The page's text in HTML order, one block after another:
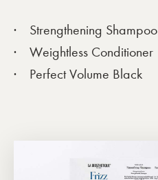
Strengthening Shampoo
Weightless Conditioner
Perfect Volume Black